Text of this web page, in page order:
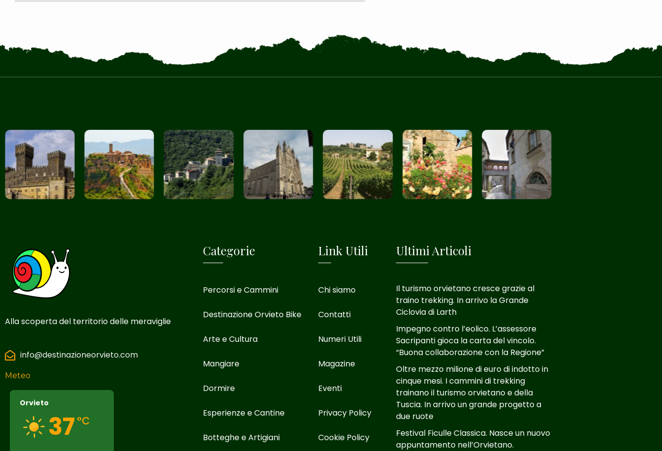
Alla scoperta del territorio delle meraviglie
info@destinazioneorvieto.com
Meteo
Orvieto
37 °C
Categorie
Percorsi e Cammini
Destinazione Orvieto Bike
Arte e Cultura
Mangiare
Dormire
Esperienze e Cantine
Botteghe e Artigiani
Link Utili
Chi siamo
Contatti
Numeri Utili
Magazine
Eventi
Privacy Policy
Cookie Policy
Ultimi Articoli
Il turismo orvietano cresce grazie al
traino trekking. In arrivo la Grande
Ciclovia di Larth
Impegno contro l’eolico. L’assessore
Sacripanti gioca la carta del vincolo.
“Buona collaborazione con la Regione”
Oltre mezzo milione di euro di indotto in
cinque mesi. I cammini di trekking
trainano il turismo orvietano e della
Tuscia. In arrivo un grande progetto a
due ruote
Festival Ficulle Classica. Nasce un nuovo
appuntamento nell’Orvietano.